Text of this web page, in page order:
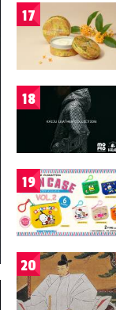
17
18
19
20